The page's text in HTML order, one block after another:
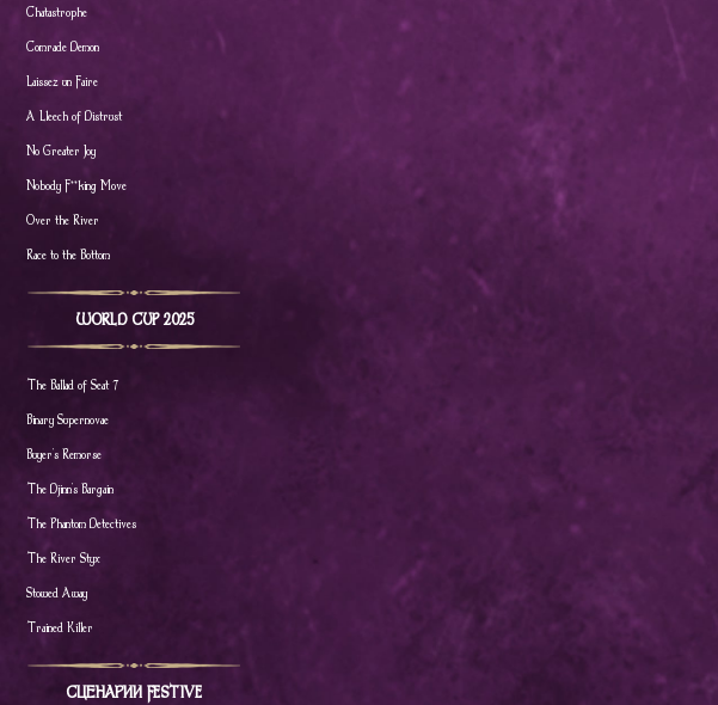
Chatastrophe
Comrade Demon
Laissez un Faire
A Lleech of Distrust
No Greater Joy
Nobody F**king Move
Over the River
Race to the Bottom
WORLD CUP 2025
The Ballad of Seat 7
Binary Supernovae
Buyer's Remorse
The Djinn's Bargain
The Phantom Detectives
The River Styx
Stowed Away
Trained Killer
СЦЕНАРИИ FESTIVE